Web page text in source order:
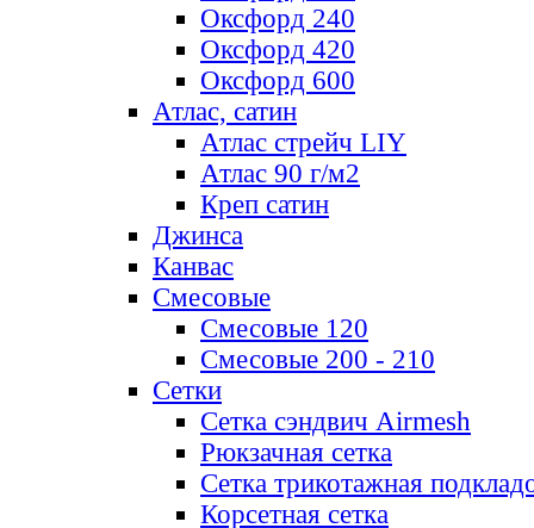
Оксфорд 240
Оксфорд 420
Оксфорд 600
Атлас, сатин
Атлас стрейч LIY
Атлас 90 г/м2
Креп сатин
Джинса
Канвас
Смесовые
Смесовые 120
Смесовые 200 - 210
Сетки
Сетка сэндвич Airmesh
Рюкзачная сетка
Сетка трикотажная
Корсетная сетка